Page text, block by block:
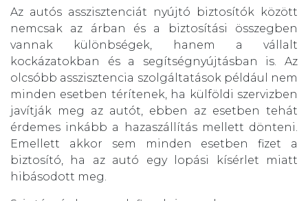
Az autós asszisztenciát nyújtó biztosítók között
nemcsak az árban és a biztosítási összegben
vannak különbségek, hanem a vállalt
kockázatokban és a segítségnyújtásban is. Az
olcsóbb asszisztencia szolgáltatások például nem
minden esetben térítenek, ha külföldi szervizben
javítják meg az autót, ebben az esetben tehát
érdemes inkább a hazaszállítás mellett dönteni.
Emellett akkor sem minden esetben fizet a
biztosító, ha az autó egy lopási kísérlet miatt
hibásodott meg.